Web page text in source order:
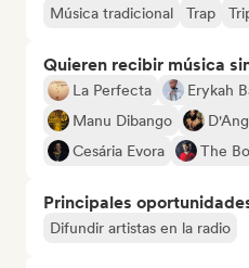
Música tradicional
Trap
Quieren recibir música
La Perfecta Erykah
Manu Dibango
Cesária Evora
The
Principales
Difundir artistas en la radio